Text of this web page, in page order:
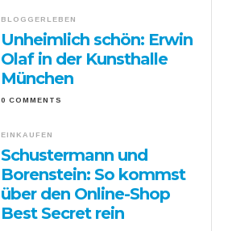
BLOGGERLEBEN
Unheimlich schön: Erwin
Olaf in der Kunsthalle
München
0 COMMENTS
EINKAUFEN
Schustermann und
Borenstein: So kommst
über den Online-Shop
Best Secret rein